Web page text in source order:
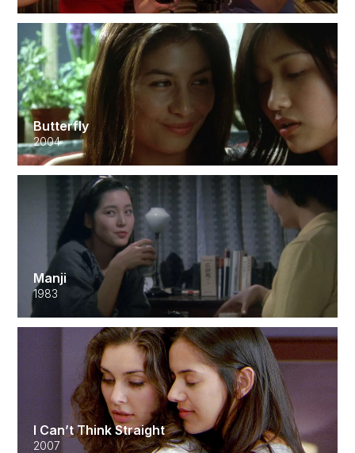
Butterfly
2004
Manji
1983
I Can’t Think Straight
2007